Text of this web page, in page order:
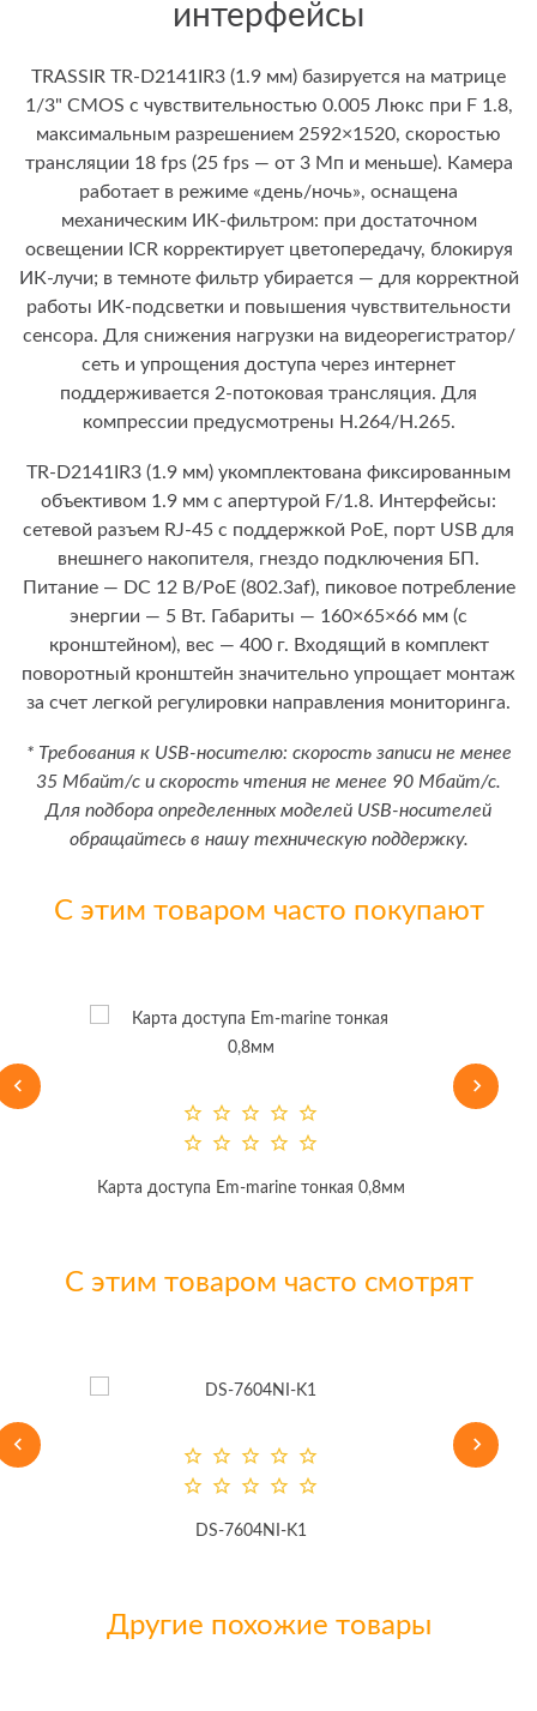
интерфейсы
TRASSIR TR-D2141IR3 (1.9 мм) базируется на матрице
1/3" CMOS с чувствительностью 0.005 Люкс при F 1.8,
максимальным разрешением 2592×1520, скоростью
трансляции 18 fps (25 fps — от 3 Мп и меньше). Камера
работает в режиме «день/ночь», оснащена
механическим ИК-фильтром: при достаточном
освещении ICR корректирует цветопередачу, блокируя
ИК-лучи; в темноте фильтр убирается — для корректной
работы ИК-подсветки и повышения чувствительности
сенсора. Для снижения нагрузки на видеорегистратор/
сеть и упрощения доступа через интернет
поддерживается 2-потоковая трансляция. Для
компрессии предусмотрены H.264/H.265.
TR-D2141IR3 (1.9 мм) укомплектована фиксированным
объективом 1.9 мм с апертурой F/1.8. Интерфейсы:
сетевой разъем RJ-45 с поддержкой PoE, порт USB для
внешнего накопителя, гнездо подключения БП.
Питание — DC 12 В/PoE (802.3af), пиковое потребление
энергии — 5 Вт. Габариты — 160×65×66 мм (с
кронштейном), вес — 400 г. Входящий в комплект
поворотный кронштейн значительно упрощает монтаж
за счет легкой регулировки направления мониторинга.
* Требования к USB-носителю: скорость записи не менее
35 Мбайт/с и скорость чтения не менее 90 Мбайт/с.
Для подбора определенных моделей USB-носителей
обращайтесь в нашу техническую поддержку.
С этим товаром часто покупают
Карта доступа Em-marine тонкая 0,8мм
С этим товаром часто смотрят
DS-7604NI-K1
Другие похожие товары